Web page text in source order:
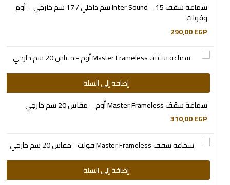
سماعة سقف Inter Sound – 15 سم داخلي / 17 سم خارجي – أوم
وفولت
290,00EGP
إضافة إلى السلة
سماعة سقف Master Frameless أوم – مقاس 20 سم خارجي
310,00EGP
إضافة إلى السلة